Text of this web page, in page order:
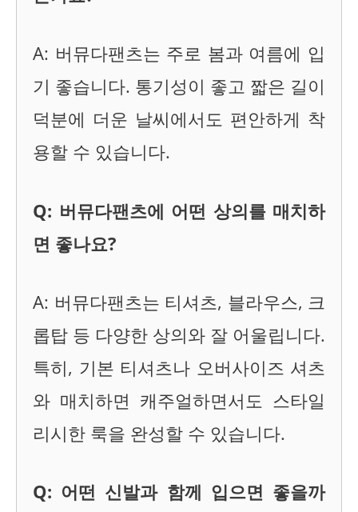
A: 버뮤다팬츠는 주로 봄과 여름에 입
기 좋습니다. 통기성이 좋고 짧은 길이
덕분에 더운 날씨에서도 편안하게 착
용할 수 있습니다.
Q: 버뮤다팬츠에 어떤 상의를 매치하
면 좋나요?
A: 버뮤다팬츠는 티셔츠, 블라우스, 크
롭탑 등 다양한 상의와 잘 어울립니다.
특히, 기본 티셔츠나 오버사이즈 셔츠
와 매치하면 캐주얼하면서도 스타일
리시한 룩을 완성할 수 있습니다.
Q: 어떤 신발과 함께 입으면 좋을까